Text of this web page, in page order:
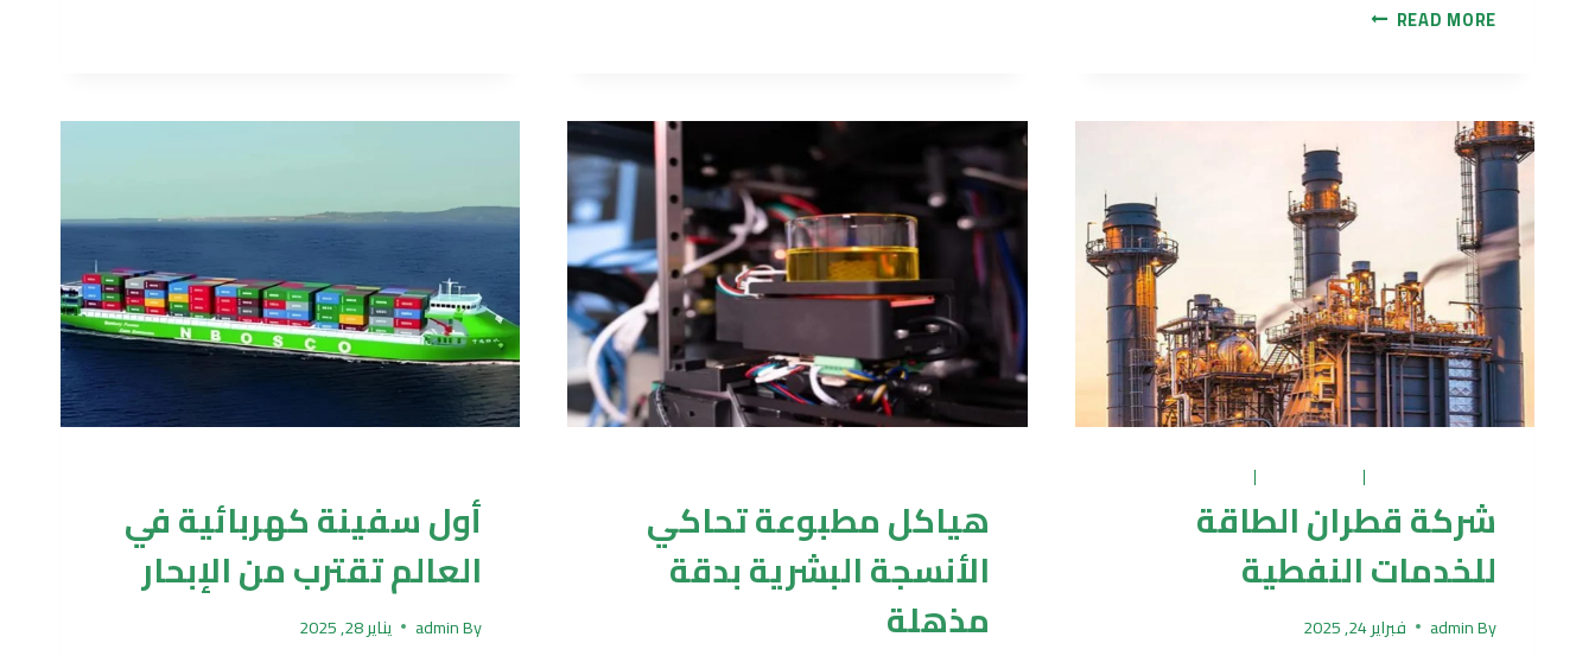
READ MORE طريقة
كيميائية
مفيدة
أكبر
|
|
شركة قطران الطاقة
للخدمات النفطية
By
admin فبراير 24, 2025
هياكل مطبوعة تحاكي
الأنسجة البشرية بدقة
مذهلة
أول سفينة كهربائية في
العالم تقترب من الإبحار
By
admin يناير 28, 2025